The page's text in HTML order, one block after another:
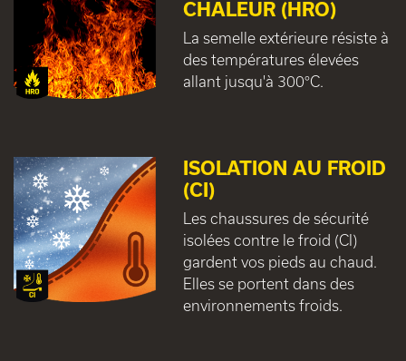
CHALEUR (HRO)
La semelle extérieure résiste à
des températures élevées
allant jusqu'à 300°C.
ISOLATION AU FROID
(CI)
Les chaussures de sécurité
isolées contre le froid (CI)
gardent vos pieds au chaud.
Elles se portent dans des
environnements froids.